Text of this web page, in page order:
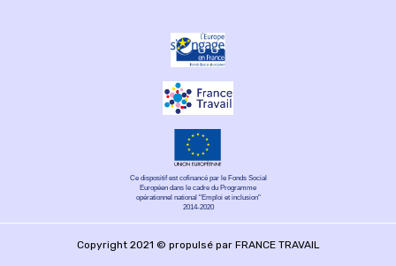
Ce dispositif est cofinancé par le Fonds Social
Européen dans le cadre du Programme
opérationnel national "Emploi et inclusion"
2014-2020
Copyright 2021 © propulsé par FRANCE TRAVAIL